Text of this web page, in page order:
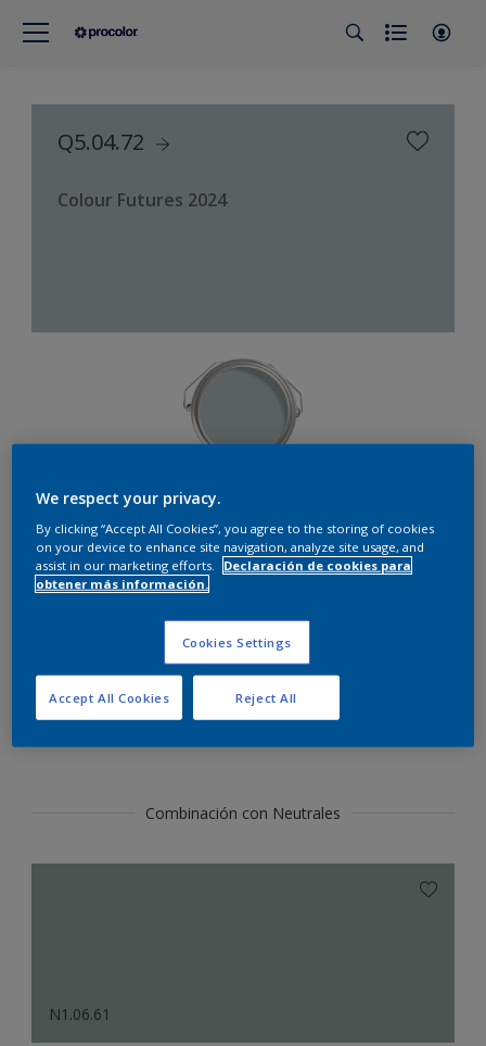
Q5.04.72
Colour Futures 2024
Encontrar productos de este color
Ir
Sección de colores
coordinados
Combinación con Neutrales
N1.06.61
We respect your privacy.
By clicking “Accept All Cookies”, you agree to the storing of cookies
on your device to enhance site navigation, analyze site usage, and
assist in our marketing efforts.
Declaración de cookies para
obtener más información.
Cookies Settings
Reject All
Accept All Cookies